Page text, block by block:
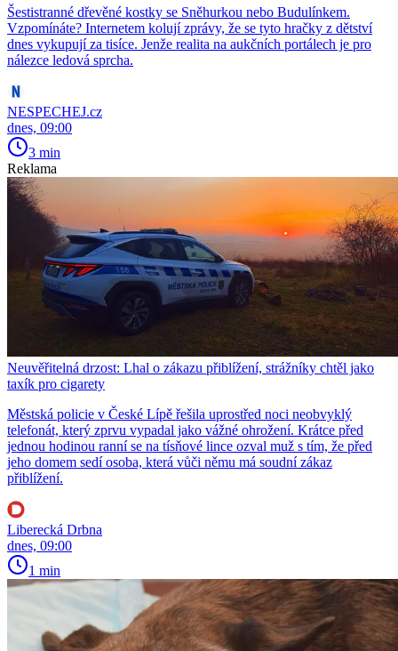
Šestistranné dřevěné kostky se Sněhurkou nebo Budulínkem.
Vzpomínáte? Internetem kolují zprávy, že se tyto hračky z dětství
dnes vykupují za tisíce. Jenže realita na aukčních portálech je pro
nálezce ledová sprcha.
NESPECHEJ.cz
dnes, 09:00
3 min
Reklama
Neuvěřitelná drzost: Lhal o zákazu přiblížení, strážníky chtěl jako
taxík pro cigarety
Městská policie v České Lípě řešila uprostřed noci neobvyklý
telefonát, který zprvu vypadal jako vážné ohrožení. Krátce před
jednou hodinou ranní se na tísňové lince ozval muž s tím, že před
jeho domem sedí osoba, která vůči němu má soudní zákaz
přiblížení.
Liberecká Drbna
dnes, 09:00
1 min